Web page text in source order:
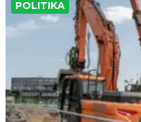
POLITIKA